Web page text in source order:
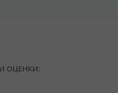
ОЦЕНКИ: